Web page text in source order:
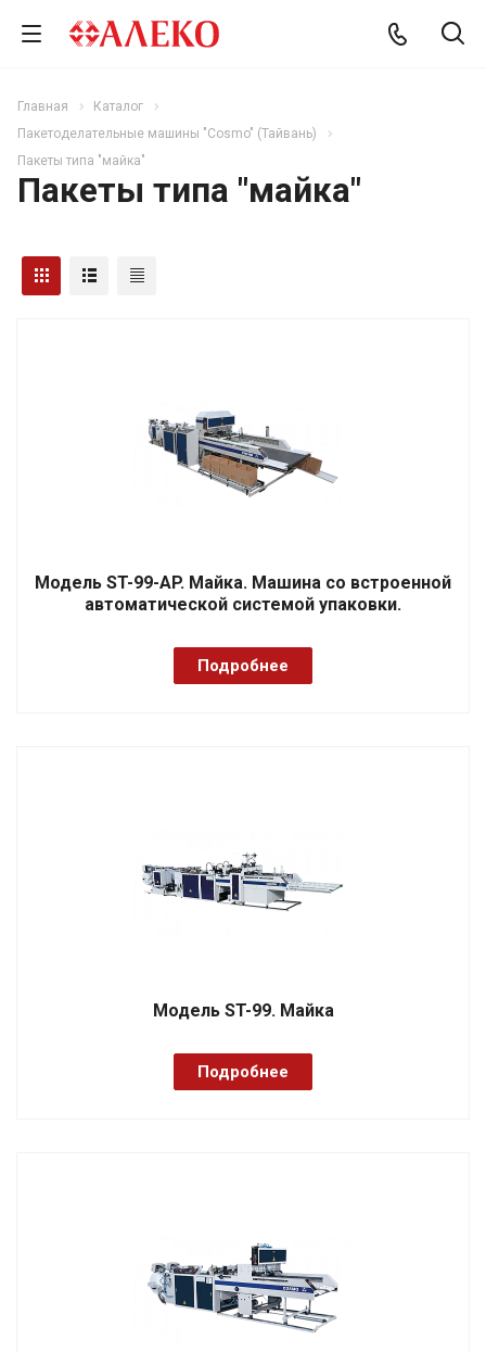
Главная
Каталог
Пакетоделательные машины "Cosmo" (Тайвань)
Пакеты типа "майка"
Пакеты типа "майка"
Модель ST-99-AP. Майка. Машина со встроенной
автоматической системой упаковки.
Подробнее
Модель ST-99. Майка
Подробнее